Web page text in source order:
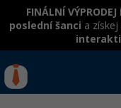
FINÁLNÍ VÝPRODEJ
poslední šanci a získej